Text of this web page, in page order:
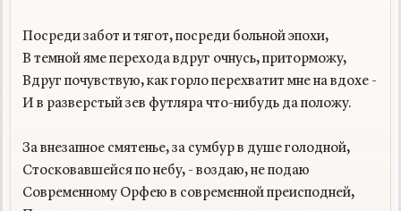
Посреди забот и тягот, посреди больной эпохи,
В темной яме перехода вдруг очнусь, приторможу,
Вдруг почувствую, как горло перехватит мне на вдохе -
И в разверстый зев футляра что-нибудь да положу.
За внезапное смятенье, за сумбур в душе голодной,
Стосковавшейся по небу, - воздаю, не подаю
Современному Орфею в современной преисподней,